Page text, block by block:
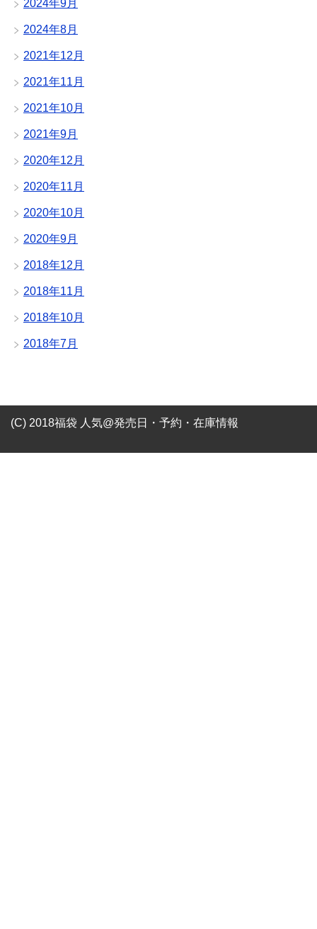
2024年9月
2024年8月
2021年12月
2021年11月
2021年10月
2021年9月
2020年12月
2020年11月
2020年10月
2020年9月
2018年12月
2018年11月
2018年10月
2018年7月
(C) 2018福袋 人気@発売日・予約・在庫情報